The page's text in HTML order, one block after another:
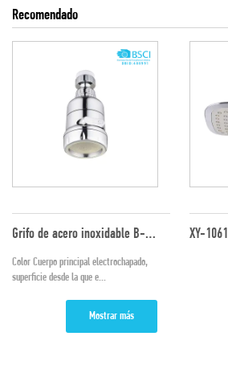
Recomendado
Grifo de acero inoxidable B-800D
Color Cuerpo principal electrochapado,
superficie desde la que e...
Mostrar más
XY-1061